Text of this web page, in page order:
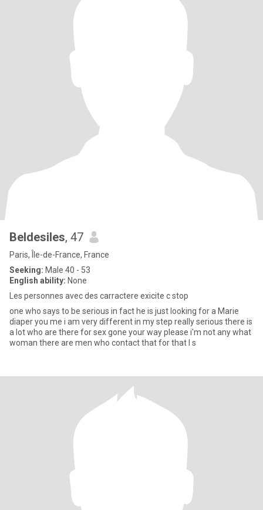
Beldesiles, 47
Paris, Île-de-France, France
Seeking: Male 40 - 53
English ability: None
Les personnes avec des carractere exicite c stop
one who says to be serious in fact he is just looking for a Marie
diaper you me i am very different in my step really serious there is
a lot who are there for sex gone your way please i'm not any what
woman there are men who contact that for that I s